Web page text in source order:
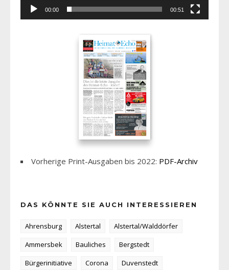
00:00 00:51
Vorherige Print-Ausgaben bis 2022: PDF-Archiv
DAS KÖNNTE SIE AUCH INTERESSIEREN
Ahrensburg Alstertal
Alstertal/Walddörfer
Ammersbek
Bauliches
Bergstedt
Bürgerinitiative
Corona
Duvenstedt